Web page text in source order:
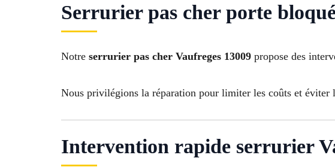
Serrurier pas cher porte
Notre serrurier pas cher Vaufreges 13009 propose des
Nous privilégions la réparation pour limiter les coûts et éviter
Intervention rapide serrurier